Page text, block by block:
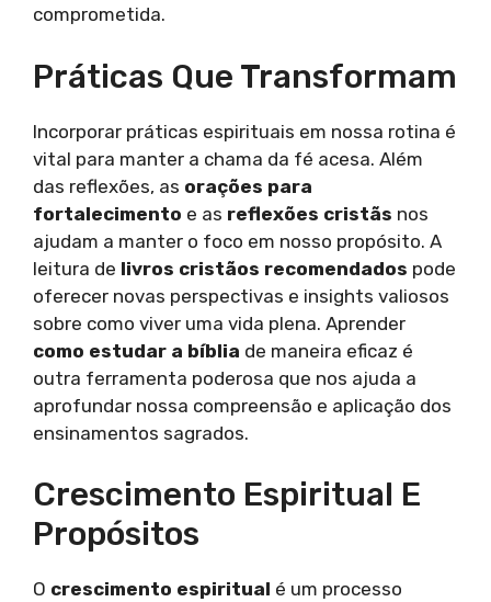
comprometida.
Práticas Que Transformam
Incorporar práticas espirituais em nossa rotina é
vital para manter a chama da fé acesa. Além
das reflexões, as orações para
fortalecimento e as reflexões cristãs nos
ajudam a manter o foco em nosso propósito. A
leitura de livros cristãos recomendados pode
oferecer novas perspectivas e insights valiosos
sobre como viver uma vida plena. Aprender
como estudar a bíblia de maneira eficaz é
outra ferramenta poderosa que nos ajuda a
aprofundar nossa compreensão e aplicação dos
ensinamentos sagrados.
Crescimento Espiritual E
Propósitos
O crescimento espiritual é um processo